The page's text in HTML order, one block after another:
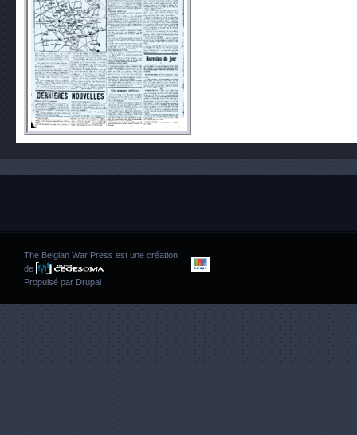
The Belgian War Press est une création
de
Propulsé par Drupal